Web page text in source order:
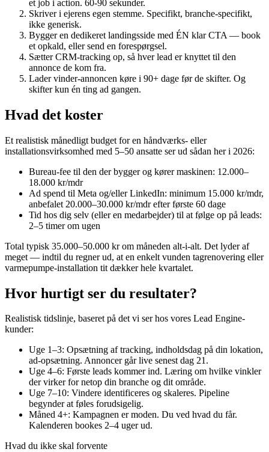
et job i action. 60-90 sekunder.
Skriver i ejerens egen stemme. Specifikt, branche-specifikt,
ikke generisk.
Bygger en dedikeret landingsside med ÉN klar CTA — book
et opkald, eller send en forespørgsel.
Sætter CRM-tracking op, så hver lead er knyttet til den
annonce de kom fra.
Lader vinder-annoncen køre i 90+ dage før de skifter. Og
skifter kun én ting ad gangen.
Hvad det koster
Et realistisk månedligt budget for en håndværks- eller
installationsvirksomhed med 5–50 ansatte ser ud sådan her i 2026:
Bureau-fee til den der bygger og kører maskinen: 12.000–
18.000 kr/mdr
Ad spend til Meta og/eller LinkedIn: minimum 15.000 kr/mdr,
anbefalet 20.000–30.000 kr/mdr efter første 60 dage
Tid hos dig selv (eller en medarbejder) til at følge op på leads:
2–5 timer om ugen
Total typisk 35.000–50.000 kr om måneden alt-i-alt. Det lyder af
meget — indtil du regner ud, at en enkelt vunden tagrenovering eller
varmepumpe-installation tit dækker hele kvartalet.
Hvor hurtigt ser du resultater?
Realistisk tidslinje, baseret på det vi ser hos vores Lead Engine-
kunder:
Uge 1–3: Opsætning af tracking, indholdsdag på din lokation,
ad-opsætning. Annoncer går live senest dag 21.
Uge 4–6: Første leads kommer ind. Læring om hvilke vinkler
der virker for netop din branche og dit område.
Uge 7–10: Vindere identificeres og skaleres. Pipeline
begynder at føles forudsigelig.
Måned 4+: Kampagnen er moden. Du ved hvad du får.
Kalenderen bookes 2–4 uger ud.
Hvad du ikke skal forvente